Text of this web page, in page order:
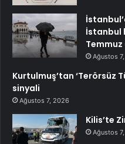
İstanbul
Ağustos
Kurtulmuş’tan ‘Terörsüz
sinyali
Ağustos 7, 2026
Kilis’te
Ağustos